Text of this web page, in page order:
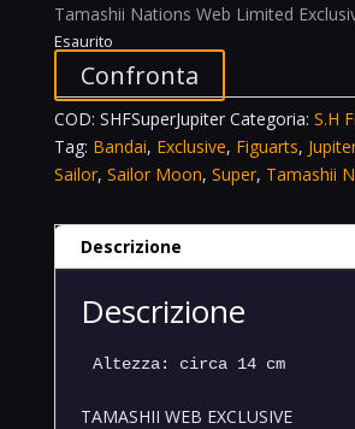
Tamashii Nations Web Limited
Esaurito
Confronta
COD: SHFSuperJupiter Categoria: S.H
Tag: Bandai, Exclusive, Figuarts,
Sailor, Sailor Moon, Super, Tamashii
Descrizione
Descrizione
Altezza: circa 14 cm
TAMASHII WEB EXCLUSIVE